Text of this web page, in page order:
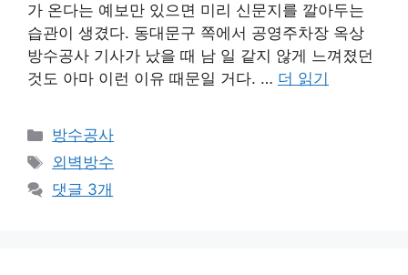
가 온다는 예보만 있으면 미리 신문지를 깔아두는
습관이 생겼다. 동대문구 쪽에서 공영주차장 옥상
방수공사 기사가 났을 때 남 일 같지 않게 느껴졌던
것도 아마 이런 이유 때문일 거다. … 더 읽기
카
테
리
방수공사
태
그
외벽방수
댓글 3개